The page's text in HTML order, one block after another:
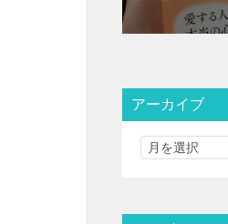
アーカイブ